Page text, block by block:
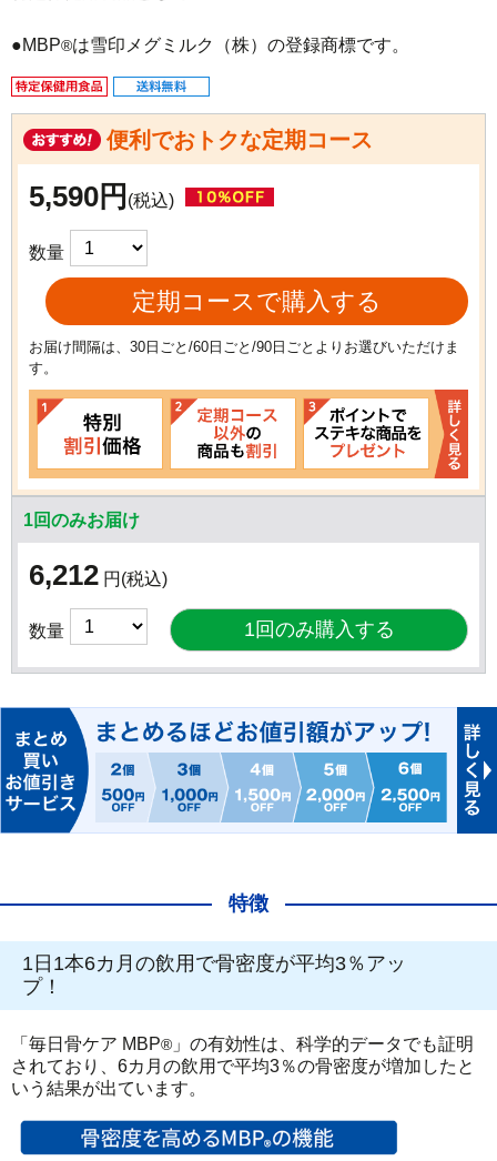
●MBP®は雪印メグミルク（株）の登録商標です。
便利でおトクな定期コース
5,590円 (税込)
数量
定期コースで購入する
お届け間隔は、30日ごと/60日ごと/90日ごとよりお選びいただけま
す。
1回のみお届け
6,212 円 (税込)
数量
特徴
1日1本6カ月の飲用で骨密度が平均3％アッ
プ！
「毎日骨ケア MBP® 」の有効性は、科学的データでも証明
されており、6カ月の飲用で平均3％の骨密度が増加したと
いう結果が出ています。